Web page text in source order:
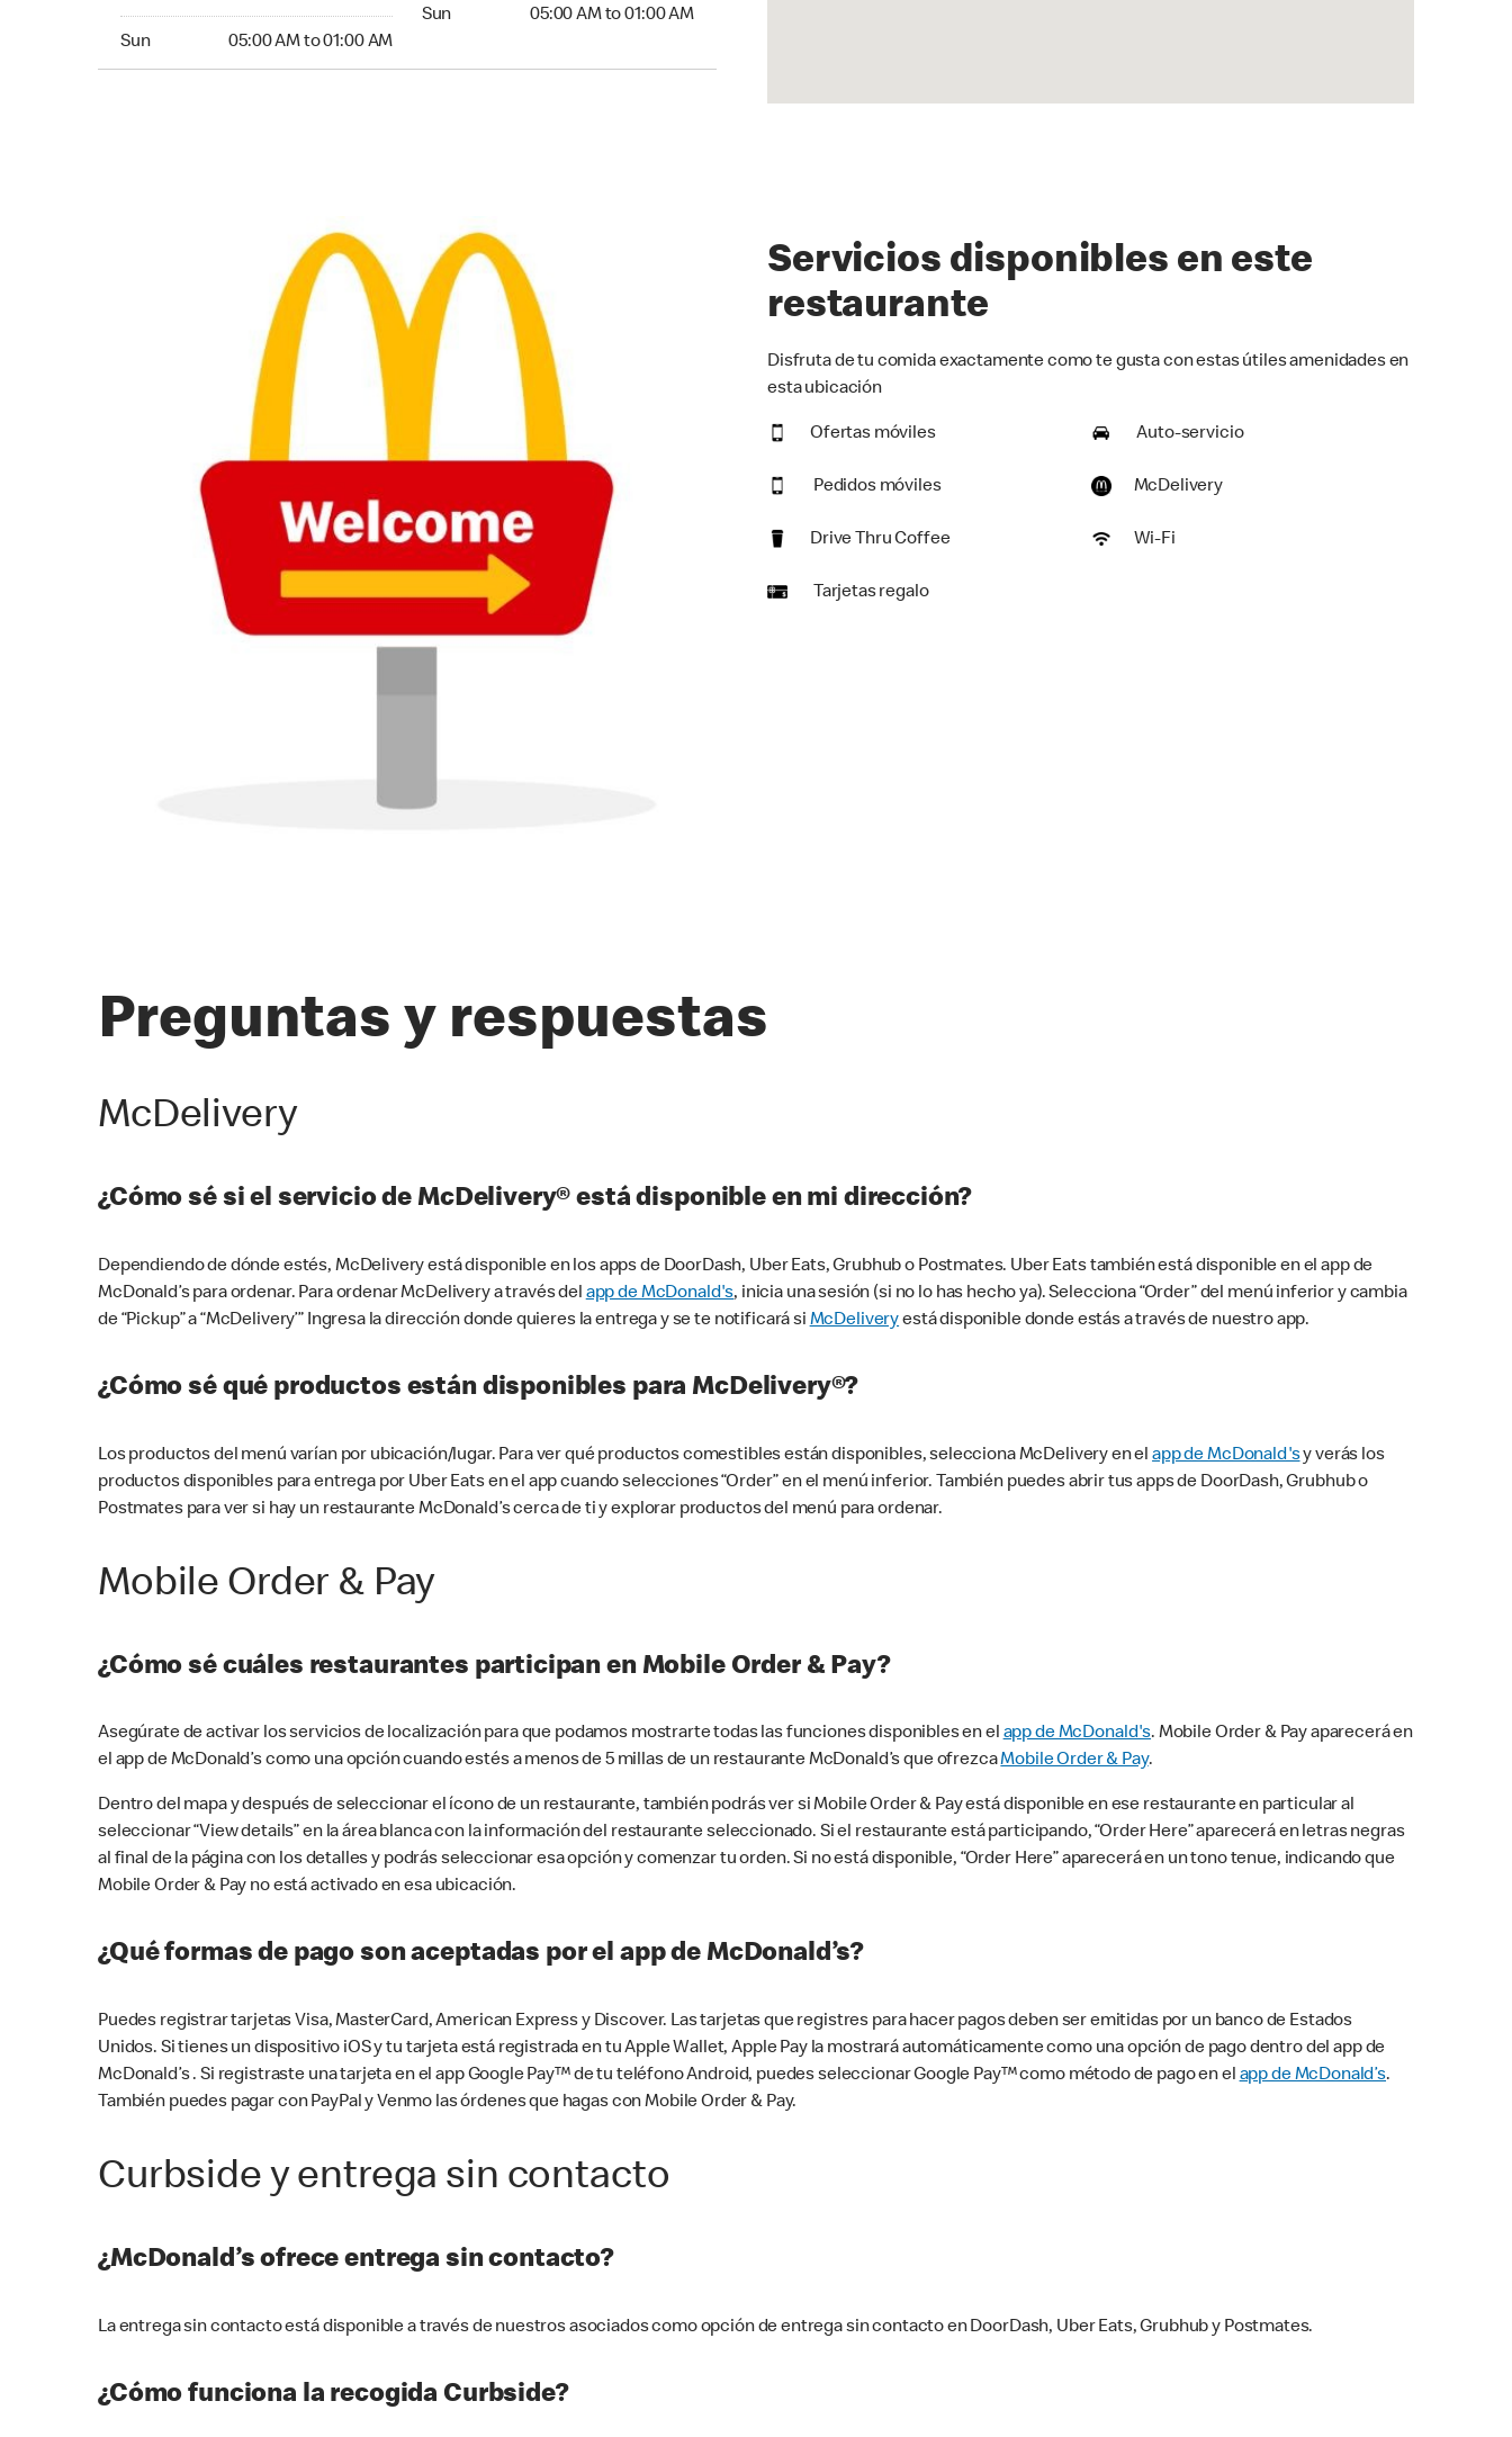
Sun 05:00 AM to 01:00 AM
Sun 05:00 AM to 01:00 AM
Servicios disponibles en este
restaurante
Disfruta de tu comida exactamente como te gusta con estas útiles amenidades en
esta ubicación
Ofertas móviles Auto-servicio
Pedidos móviles McDelivery
Drive Thru Coffee Wi-Fi
Tarjetas regalo
Preguntas y respuestas
McDelivery
¿Cómo sé si el servicio de McDelivery® está disponible en mi dirección?
Dependiendo de dónde estés, McDelivery está disponible en los apps de DoorDash, Uber Eats, Grubhub o Postmates. Uber Eats también está disponible en el app de
McDonald’s para ordenar. Para ordenar McDelivery a través del app de McDonald's, inicia una sesión (si no lo has hecho ya). Selecciona “Order” del menú inferior y cambia
de “Pickup” a “McDelivery’” Ingresa la dirección donde quieres la entrega y se te notificará si McDeliveryestá disponible donde estás a través de nuestro app.
¿Cómo sé qué productos están disponibles para McDelivery®?
Los productos del menú varían por ubicación/lugar. Para ver qué productos comestibles están disponibles, selecciona McDelivery en elapp de McDonald'sy verás los
productos disponibles para entrega por Uber Eats en el app cuando selecciones “Order” en el menú inferior. También puedes abrir tus apps de DoorDash, Grubhub o
Postmates para ver si hay un restaurante McDonald’s cerca de ti y explorar productos del menú para ordenar.
Mobile Order & Pay
¿Cómo sé cuáles restaurantes participan en Mobile Order & Pay?
Asegúrate de activar los servicios de localización para que podamos mostrarte todas las funciones disponibles en elapp de McDonald's. Mobile Order & Pay aparecerá en
el app de McDonald’s como una opción cuando estés a menos de 5 millas de un restaurante McDonald’s que ofrezcaMobile Order & Pay.
Dentro del mapa y después de seleccionar el ícono de un restaurante, también podrás ver si Mobile Order & Pay está disponible en ese restaurante en particular al
seleccionar “View details” en la área blanca con la información del restaurante seleccionado. Si el restaurante está participando, “Order Here” aparecerá en letras negras
al final de la página con los detalles y podrás seleccionar esa opción y comenzar tu orden. Si no está disponible, “Order Here” aparecerá en un tono tenue, indicando que
Mobile Order & Pay no está activado en esa ubicación.
¿Qué formas de pago son aceptadas por el app de McDonald’s?
Puedes registrar tarjetas Visa, MasterCard, American Express y Discover. Las tarjetas que registres para hacer pagos deben ser emitidas por un banco de Estados
Unidos. Si tienes un dispositivo iOS y tu tarjeta está registrada en tu Apple Wallet, Apple Pay la mostrará automáticamente como una opción de pago dentro del app de
McDonald’s . Si registraste una tarjeta en el app Google Pay™ de tu teléfono Android, puedes seleccionar Google Pay™ como método de pago en elapp de McDonald’s.
También puedes pagar con PayPal y Venmo las órdenes que hagas con Mobile Order & Pay.
Curbside y entrega sin contacto
¿McDonald’s ofrece entrega sin contacto?
La entrega sin contacto está disponible a través de nuestros asociados como opción de entrega sin contacto en DoorDash, Uber Eats, Grubhub y Postmates.
¿Cómo funciona la recogida Curbside?